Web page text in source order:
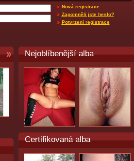
Nová registrace
Zapomněli jste heslo?
Potvrzení registrace
Nejoblíbenější alba
Certifikovaná alba